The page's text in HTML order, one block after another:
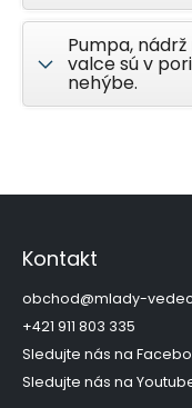
Pumpa,
valce sú v
nehýbe.
Kontakt
obchod@mlady-
+421 911 803 335
Sledujte nás na
Sledujte nás na